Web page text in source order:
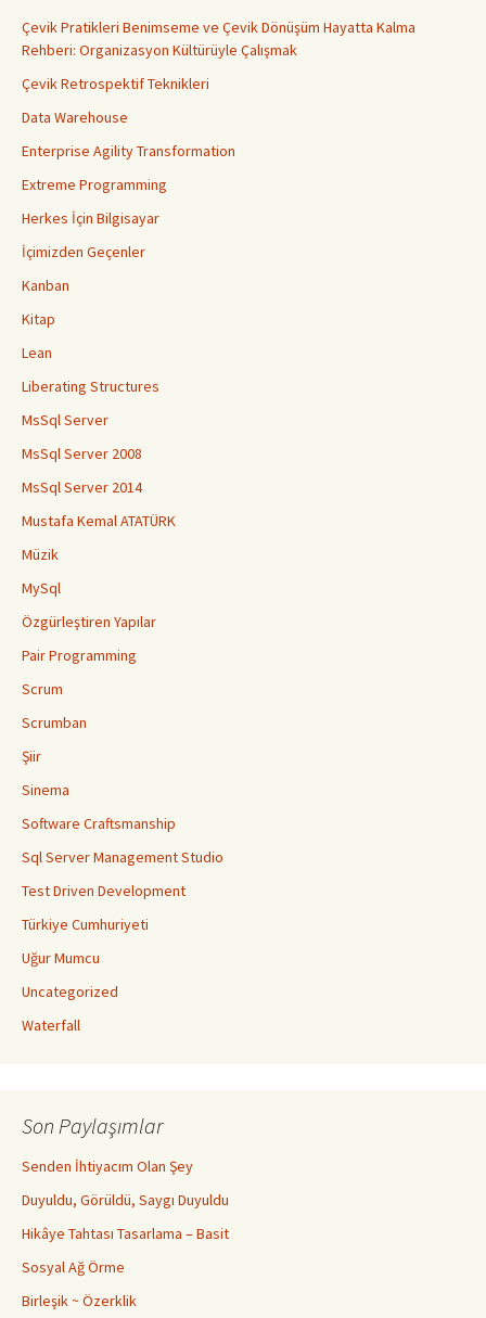
Çevik Pratikleri Benimseme ve Çevik Dönüşüm Hayatta Kalma
Rehberi: Organizasyon Kültürüyle Çalışmak
Çevik Retrospektif Teknikleri
Data Warehouse
Enterprise Agility Transformation
Extreme Programming
Herkes İçin Bilgisayar
İçimizden Geçenler
Kanban
Kitap
Lean
Liberating Structures
MsSql Server
MsSql Server 2008
MsSql Server 2014
Mustafa Kemal ATATÜRK
Müzik
MySql
Özgürleştiren Yapılar
Pair Programming
Scrum
Scrumban
Şiir
Sinema
Software Craftsmanship
Sql Server Management Studio
Test Driven Development
Türkiye Cumhuriyeti
Uğur Mumcu
Uncategorized
Waterfall
Son Paylaşımlar
Senden İhtiyacım Olan Şey
Duyuldu, Görüldü, Saygı Duyuldu
Hikâye Tahtası Tasarlama – Basit
Sosyal Ağ Örme
Birleşik ~ Özerklik